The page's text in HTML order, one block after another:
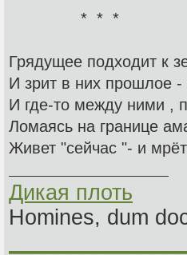
* * *
Грядущее подходит к
И зрит в них прошлое -
И где-то между ними ,
Ломаясь на границе
Живет "сейчас "- и
Дикая плоть
Homines, dum